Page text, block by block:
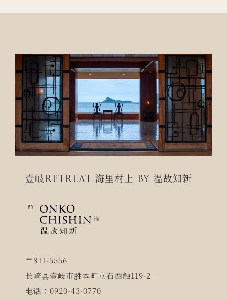
壹岐RETREAT 海里村上 BY 温故知新
〒811-5556
长崎县壹岐市胜本町立石西触119-2
电话：0920-43-0770